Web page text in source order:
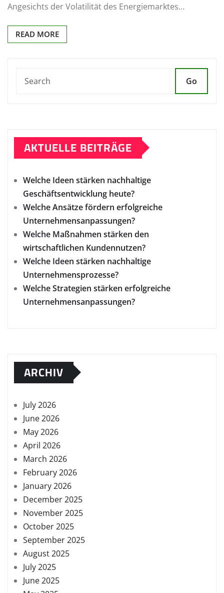
Angesichts der Volatilität des Energiemarktes…
READ MORE
Go
AKTUELLE BEITRÄGE
Welche Ideen stärken nachhaltige
Geschäftsentwicklung heute?
Welche Ansätze fördern erfolgreiche
Unternehmensanpassungen?
Welche Maßnahmen stärken den
wirtschaftlichen Kundennutzen?
Welche Ideen stärken nachhaltige
Unternehmensprozesse?
Welche Strategien stärken erfolgreiche
Unternehmensanpassungen?
ARCHIV
July 2026
June 2026
May 2026
April 2026
March 2026
February 2026
January 2026
December 2025
November 2025
October 2025
September 2025
August 2025
July 2025
June 2025